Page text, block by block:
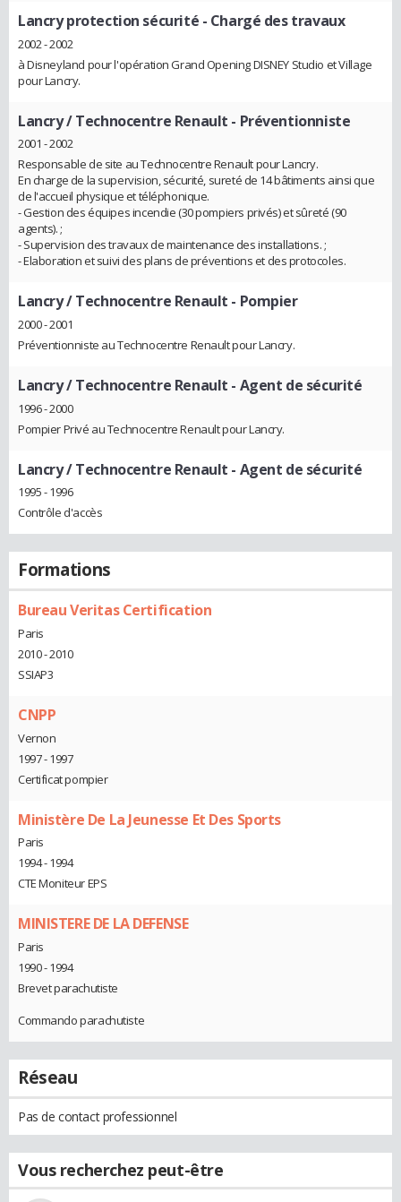
Lancry protection sécurité - Chargé des travaux
2002 - 2002
à Disneyland pour l'opération Grand Opening DISNEY Studio et Village
pour Lancry.
Lancry / Technocentre Renault - Préventionniste
2001 - 2002
Responsable de site au Technocentre Renault pour Lancry.
En charge de la supervision, sécurité, sureté de 14 bâtiments ainsi que
de l'accueil physique et téléphonique.
- Gestion des équipes incendie (30 pompiers privés) et sûreté (90
agents). ;
- Supervision des travaux de maintenance des installations. ;
- Elaboration et suivi des plans de préventions et des protocoles.
Lancry / Technocentre Renault - Pompier
2000 - 2001
Préventionniste au Technocentre Renault pour Lancry.
Lancry / Technocentre Renault - Agent de sécurité
1996 - 2000
Pompier Privé au Technocentre Renault pour Lancry.
Lancry / Technocentre Renault - Agent de sécurité
1995 - 1996
Contrôle d'accès
Formations
Bureau Veritas Certification
Paris
2010 - 2010
SSIAP3
CNPP
Vernon
1997 - 1997
Certificat pompier
Ministère De La Jeunesse Et Des Sports
Paris
1994 - 1994
CTE Moniteur EPS
MINISTERE DE LA DEFENSE
Paris
1990 - 1994
Brevet parachutiste
Commando parachutiste
Réseau
Pas de contact professionnel
Vous recherchez peut-être